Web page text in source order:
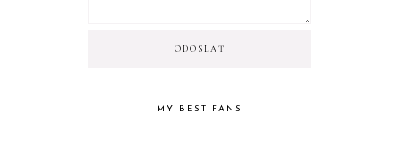
MY BEST FANS